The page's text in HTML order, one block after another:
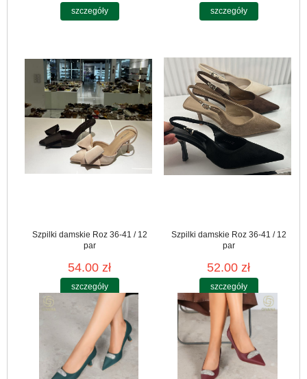
szczegóły szczegóły
Szpilki damskie Roz 36-41 / 12
par
54.00 zł
szczegóły
Szpilki damskie Roz 36-41 / 12
par
52.00 zł
szczegóły